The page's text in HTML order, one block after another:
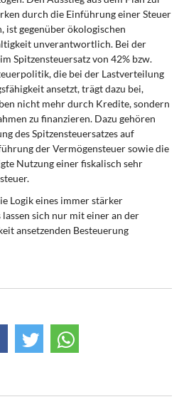
durch die Einfüh­rung einer Steuer
ist gegenüber ökologischen
unverantwortlich. Bei der
Spitzensteuersatz von 42% bzw.
die bei der Lastverteilung
ansetzt, trägt dazu bei,
nicht mehr durch Kredi­te, sondern
zu finanzieren. Dazu gehören
des Spitzensteuersatzes auf
der Vermögensteuer sowie die
Nutzung einer fiskalisch sehr
Logik eines immer stärker
sich nur mit einer an der
ansetzen­den Besteuerung